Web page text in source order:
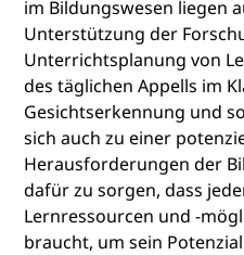
im Bildungswesen liegen
Unterstützung der
Unterrichtsplanung von
des täglichen Appells im
Gesichtserkennung und
sich auch zu einer
Herausforderungen der
dafür zu sorgen, dass
Lernressourcen und -
braucht, um sein